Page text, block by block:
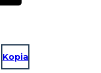
Kopia